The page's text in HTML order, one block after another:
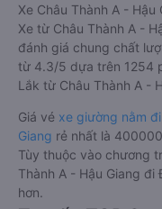
Xe Châu Thành A -
Xe từ Châu Thành A -
đánh giá chung chất
từ 4.3/5 dựa trên 1254
Lắk từ Châu Thành A -
Giá vé xe giường nằm
Giang rẻ nhất là
Tùy thuộc vào chương
Thành A - Hậu Giang
hơn.